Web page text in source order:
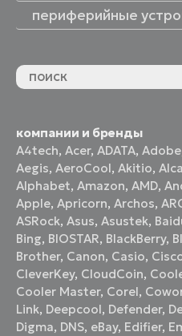
периферийные
компании и бренды
A4tech,Acer,ADATA,Adobe
Aegis,AeroCool,Akitio,
Alphabet,Amazon,AMD,
Apple,Apricorn,Archos,
ASRock,Asus,Asustek,
Bing, BIOSTAR, BlackBerry,
Brother, Canon, Casio,
CleverKey, CloudCoin,
Cooler Master, Corel,
Link, Deepcool, Defender,
Digma, DNS, eBay, Edifier,